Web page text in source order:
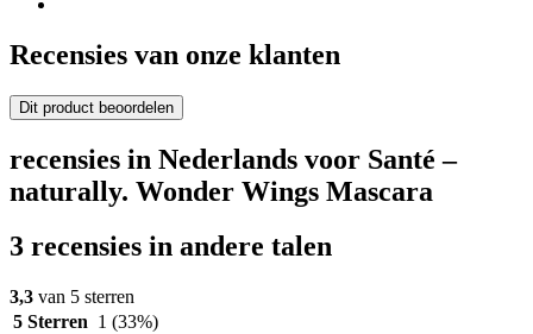
Recensies van onze klanten
Dit product beoordelen
recensies in Nederlands voor Santé –
naturally. Wonder Wings Mascara
3 recensies in andere talen
3,3 van 5 sterren
5 Sterren 1 (33%)